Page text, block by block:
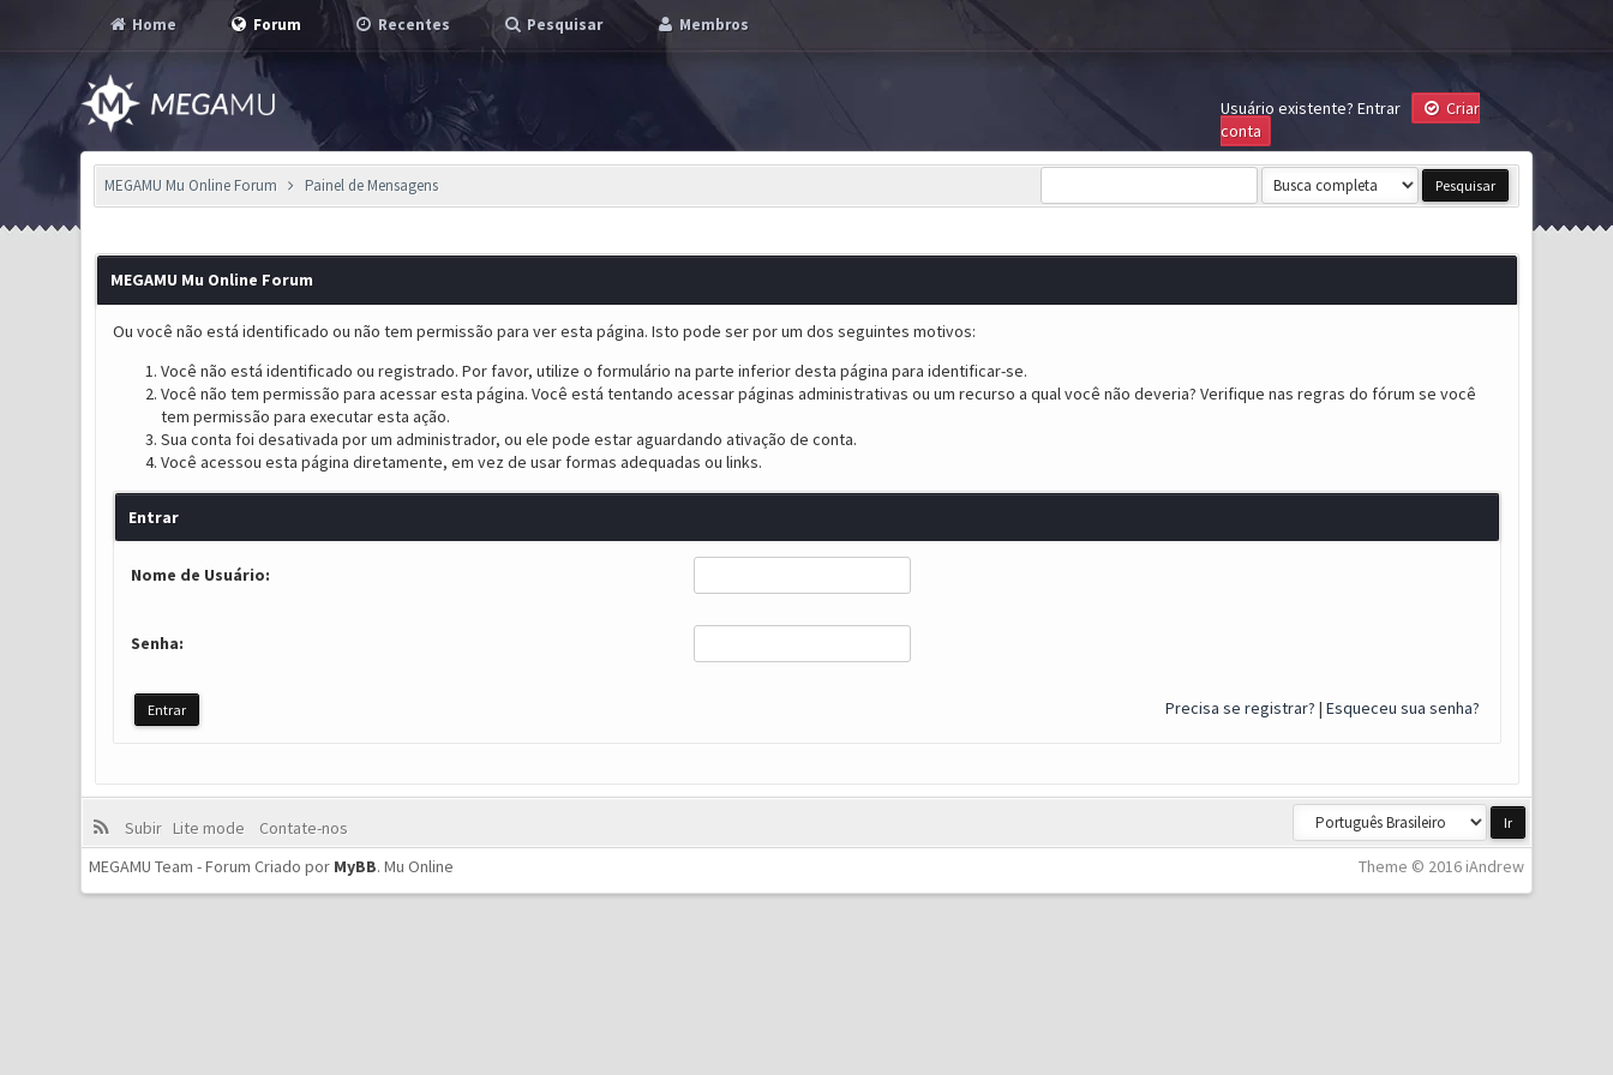
Home Forum Recentes Pesquisar Membros
Usuário existente? Entrar
Criar
conta
MEGAMU Mu Online Forum Painel de Mensagens
MEGAMU Mu Online Forum
Ou você não está identificado ou não tem permissão para ver esta página. Isto pode ser por um dos seguintes motivos:
Você não está identificado ou registrado. Por favor, utilize o formulário na parte inferior desta página para identificar-se.
Você não tem permissão para acessar esta página. Você está tentando acessar páginas administrativas ou um recurso a qual você não deveria? Verifique nas regras do fórum se você
tem permissão para executar esta ação.
Sua conta foi desativada por um administrador, ou ele pode estar aguardando ativação de conta.
Você acessou esta página diretamente, em vez de usar formas adequadas ou links.
Entrar
Nome de Usuário:
Senha:
Precisa se registrar? | Esqueceu sua senha?
Subir Lite mode
Contate-nos
Theme © 2016 iAndrew
MEGAMU Team - Forum Criado por MyBB.Mu Online